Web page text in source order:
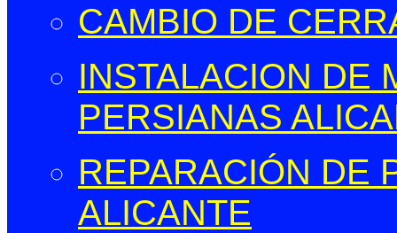
CAMBIO DE
INSTALACION DE
PERSIANAS
REPARACIÓN DE
ALICANTE